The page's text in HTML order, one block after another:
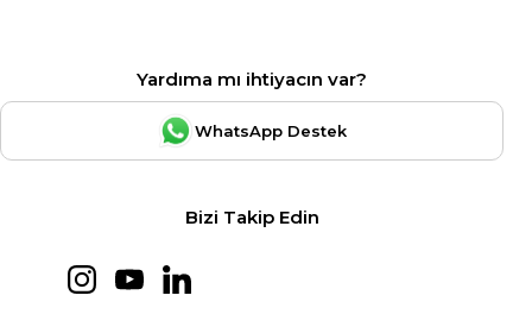
Yardıma mı ihtiyacın var?
WhatsApp Destek
Bizi Takip Edin